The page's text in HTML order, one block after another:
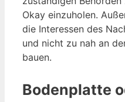
Okay einzuholen.
die Interessen des
und nicht zu nah an
bauen.
Bodenplatte